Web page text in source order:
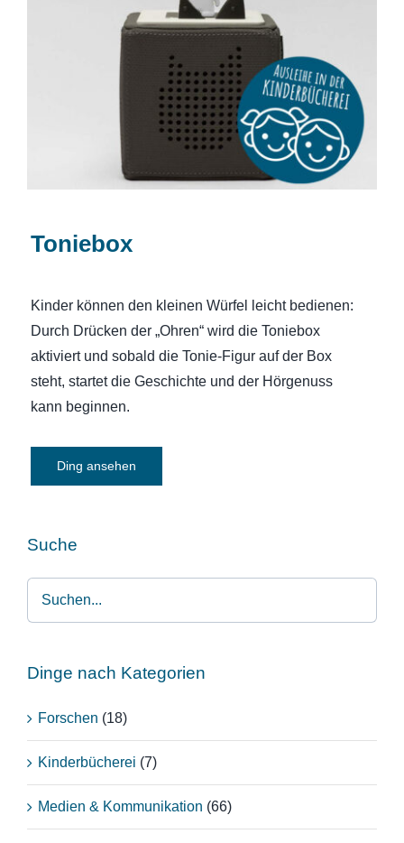
Toniebox
Kinder können den kleinen Würfel leicht bedienen:
Durch Drücken der „Ohren“ wird die Toniebox
aktiviert und sobald die Tonie-Figur auf der Box
steht, startet die Geschichte und der Hörgenuss
kann beginnen.
Ding ansehen
Suche
Dinge nach Kategorien
Forschen (18)
Kinderbücherei (7)
Medien & Kommunikation (66)